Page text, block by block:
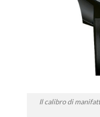
Il calibro di